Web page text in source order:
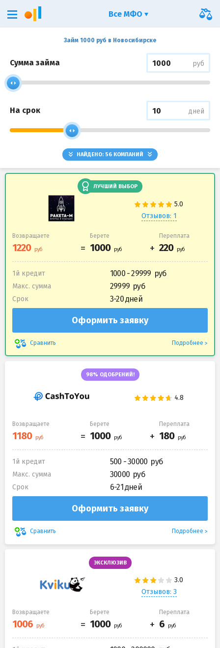
Займ 1000 руб в Новосибирске
Сумма займа руб
На срок дней
НАЙДЕНО: 56 КОМПАНИЙ
ЛУЧШИЙ ВЫБОР
Отзывов: 1
Возвращаете Берете Переплата
1й кредит 1000 - 29999
Макс. сумма 29999
Срок 3-20 дней
Оформить заявку
Сравнить Подробнее
98% ОДОБРЕНИЙ!
Возвращаете Берете Переплата
1й кредит 500 - 30000
Макс. сумма 30000
Срок 6-21 дней
Оформить заявку
Сравнить Подробнее
ЭКСКЛЮЗИВ
Отзывов: 3
Возвращаете Берете Переплата
Все МФО